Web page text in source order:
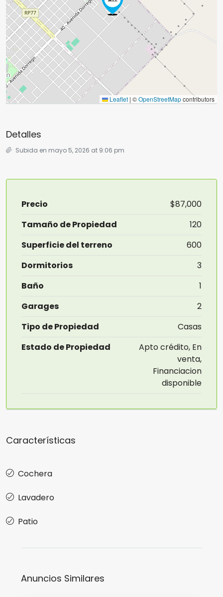
Leaflet | ©OpenStreetMapcontributors
Detalles
Subida en mayo 5, 2026 at 9:06 pm
Precio
$87,000
Tamaño de Propiedad
120
Superficie del terreno
600
Dormitorios
3
Baño
1
Garages
2
Tipo de Propiedad
Casas
Estado de Propiedad
Apto crédito, En
venta,
Financiacion
disponible
Características
Cochera
Lavadero
Patio
Anuncios Similares